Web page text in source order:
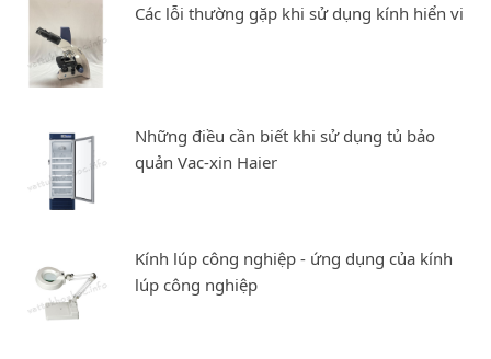
Các lỗi thường gặp khi sử dụng kính hiển vi
Những điều cần biết khi sử dụng tủ bảo
quản Vac-xin Haier
Kính lúp công nghiệp - ứng dụng của kính
lúp công nghiệp